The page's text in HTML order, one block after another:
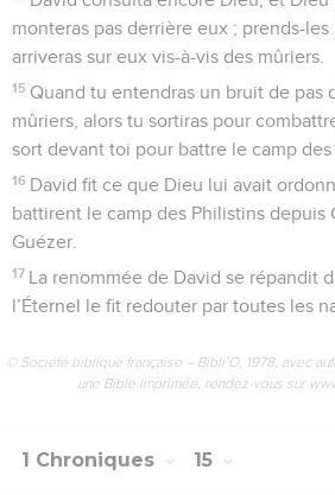
monteras pas derrière eux ; prends-les
arriveras sur eux vis-à-vis des mûriers.
15 Quand tu entendras un bruit de pas
mûriers, alors tu sortiras pour
sort devant toi pour battre le camp des
16 David fit ce que Dieu lui avait
battirent le camp des Philistins depuis
Guézer.
17 La renommée de David se répandit
l’Éternel le fit redouter par toutes les
© Société biblique française – Bibli’O, 1978, avec
une Bible imprimée, rendez-vous sur
1 Chroniques 15